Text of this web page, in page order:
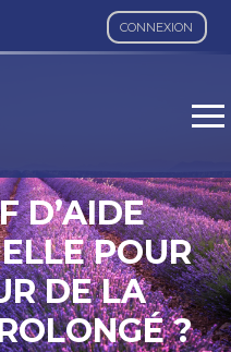
CONNEXION
D’AIDE
POUR
DE LA
?